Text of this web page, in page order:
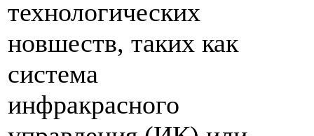
технологических
новшеств, таких как
система
инфракрасного